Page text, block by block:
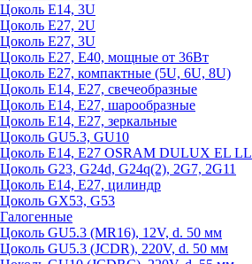
Цоколь Е14, 3U
Цоколь Е27, 2U
Цоколь Е27, 3U
Цоколь Е27, Е40, мощные от 36Вт
Цоколь Е27, компактные (5U, 6U, 8U)
Цоколь Е14, Е27, свечеобразные
Цоколь Е14, Е27, шарообразные
Цоколь Е14, Е27, зеркальные
Цоколь GU5.3, GU10
Цоколь Е14, Е27 OSRAM DULUX EL LL
Цоколь G23, G24d, G24q(2), 2G7, 2G11
Цоколь Е14, Е27, цилиндр
Цоколь GX53, G53
Галогенные
Цоколь GU5.3 (MR16), 12V, d. 50 мм
Цоколь GU5.3 (JCDR), 220V, d. 50 мм